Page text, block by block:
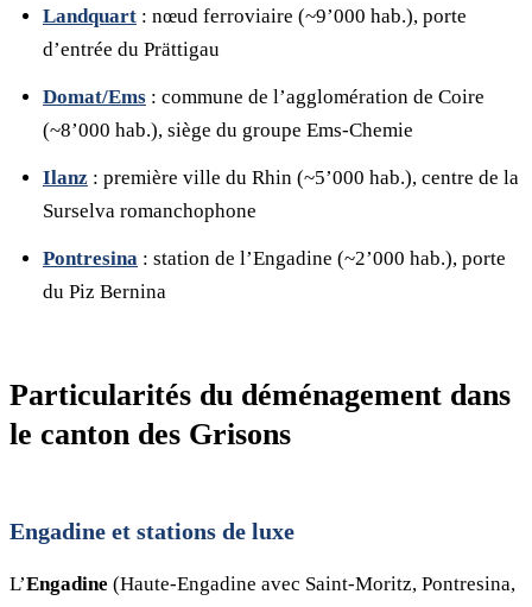
Landquart : nœud ferroviaire (~9’000 hab.), porte
d’entrée du Prättigau
Domat/Ems : commune de l’agglomération de Coire
(~8’000 hab.), siège du groupe Ems-Chemie
Ilanz : première ville du Rhin (~5’000 hab.), centre de la
Surselva romanchophone
Pontresina : station de l’Engadine (~2’000 hab.), porte
du Piz Bernina
Particularités du déménagement dans
le canton des Grisons
Engadine et stations de luxe
L’Engadine (Haute-Engadine avec Saint-Moritz, Pontresina,